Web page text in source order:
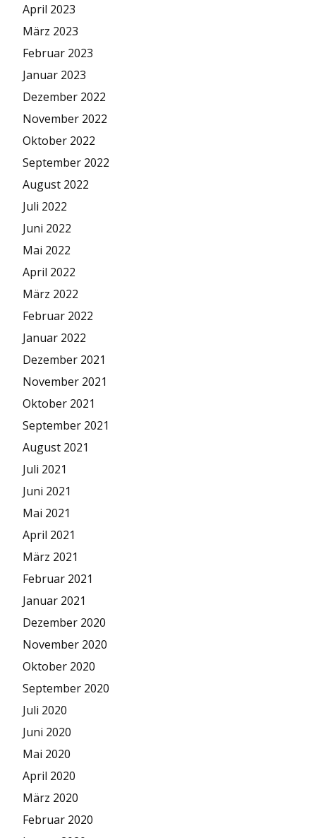
April 2023
März 2023
Februar 2023
Januar 2023
Dezember 2022
November 2022
Oktober 2022
September 2022
August 2022
Juli 2022
Juni 2022
Mai 2022
April 2022
März 2022
Februar 2022
Januar 2022
Dezember 2021
November 2021
Oktober 2021
September 2021
August 2021
Juli 2021
Juni 2021
Mai 2021
April 2021
März 2021
Februar 2021
Januar 2021
Dezember 2020
November 2020
Oktober 2020
September 2020
Juli 2020
Juni 2020
Mai 2020
April 2020
März 2020
Februar 2020